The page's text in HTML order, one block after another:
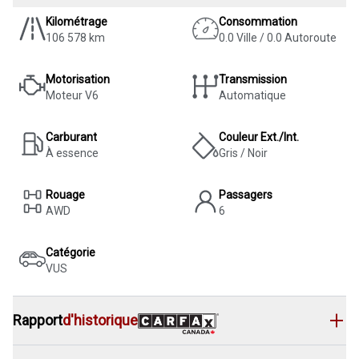
Kilométrage
106 578 km
Consommation
0.0 Ville / 0.0 Autoroute
Motorisation
Moteur V6
Transmission
Automatique
Carburant
À essence
Couleur Ext./Int.
Gris / Noir
Rouage
AWD
Passagers
6
Catégorie
VUS
Rapportd'historique